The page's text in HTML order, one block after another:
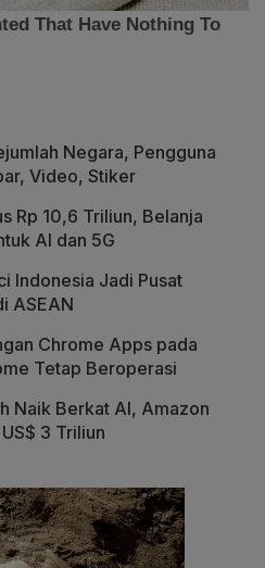
Negara, Pengguna
Video, Stiker
Rp 10,6 Triliun, Belanja
AI dan 5G
Indonesia Jadi Pusat
ASEAN
Chrome Apps pada
Tetap Beroperasi
Naik Berkat AI, Amazon
3 Triliun